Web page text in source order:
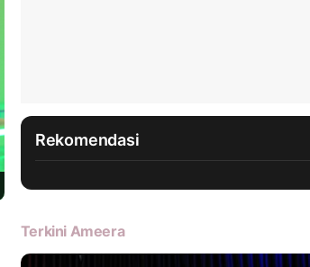
Rekomendasi
Terkini Ameera